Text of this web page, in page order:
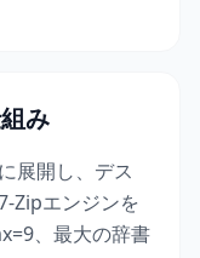
み
展開し、デス
Zipエンジンを
、最大の辞書